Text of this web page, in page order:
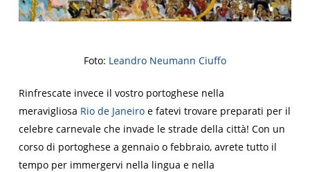
Foto: Leandro Neumann Ciuffo
Rinfrescate invece il vostro portoghese nella
meravigliosa Rio de Janeiroe fatevi trovare preparati per il
celebre carnevale che invade le strade della città! Con un
corso di portoghese a gennaio o febbraio, avrete tutto il
tempo per immergervi nella lingua e nella